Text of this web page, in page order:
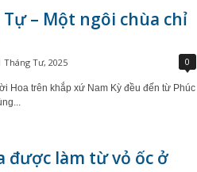
– Một ngôi chùa chỉ
Tháng Tư, 2025 0
Hoa trên khắp xứ Nam Kỳ đều đến từ Phúc
được làm từ vỏ ốc ở